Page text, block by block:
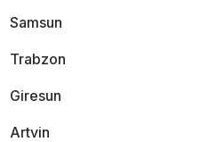
Samsun
Trabzon
Giresun
Artvin